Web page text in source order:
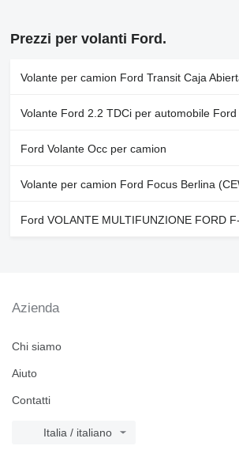
Prezzi per volanti Ford.
Volante per camion Ford Transit Caja
Volante Ford 2.2 TDCi per automobile
Ford Volante Occ per camion
Volante per camion Ford Focus Berlina
Ford VOLANTE MULTIFUNZIONE FORD
Azienda
Chi siamo
Aiuto
Contatti
Italia / italiano